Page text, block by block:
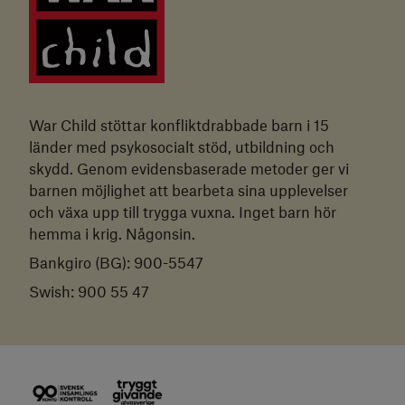
War Child stöttar konfliktdrabbade barn i 15
länder med psykosocialt stöd, utbildning och
skydd. Genom evidensbaserade metoder ger vi
barnen möjlighet att bearbeta sina upplevelser
och växa upp till trygga vuxna. Inget barn hör
hemma i krig. Någonsin.
Bankgiro (BG): 900-5547
Swish: 900 55 47
InsamlingskontrollTryggt givande